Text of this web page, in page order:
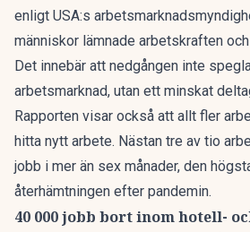
enligt USA:s
människor lämnade arbetskraften
Det innebär att nedgången inte
arbetsmarknad, utan ett minskat
Rapporten visar också att allt fler
hitta nytt arbete. Nästan tre av tio
jobb i mer än sex månader, den
återhämtningen efter pandemin.
40 000 jobb bort inom hotell-